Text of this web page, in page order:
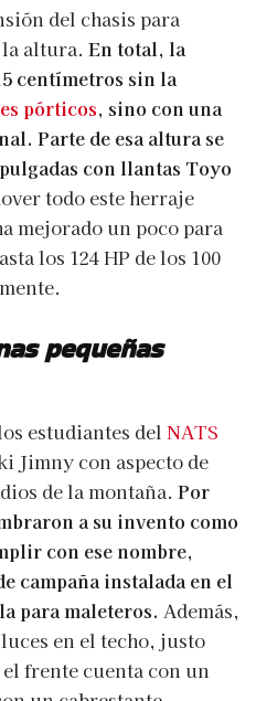
del chasis para
altura. En total, la
centímetros sin la
pórticos, sino con una
Parte de esa altura se
con llantas Toyo
todo este herraje
mejorado un poco para
los 124 HP de los 100
pequeñas
estudiantes del NATS
Jimny con aspecto de
de la montaña. Por
a su invento como
con ese nombre,
campaña instalada en el
para maleteros. Además,
en el techo, justo
frente cuenta con un